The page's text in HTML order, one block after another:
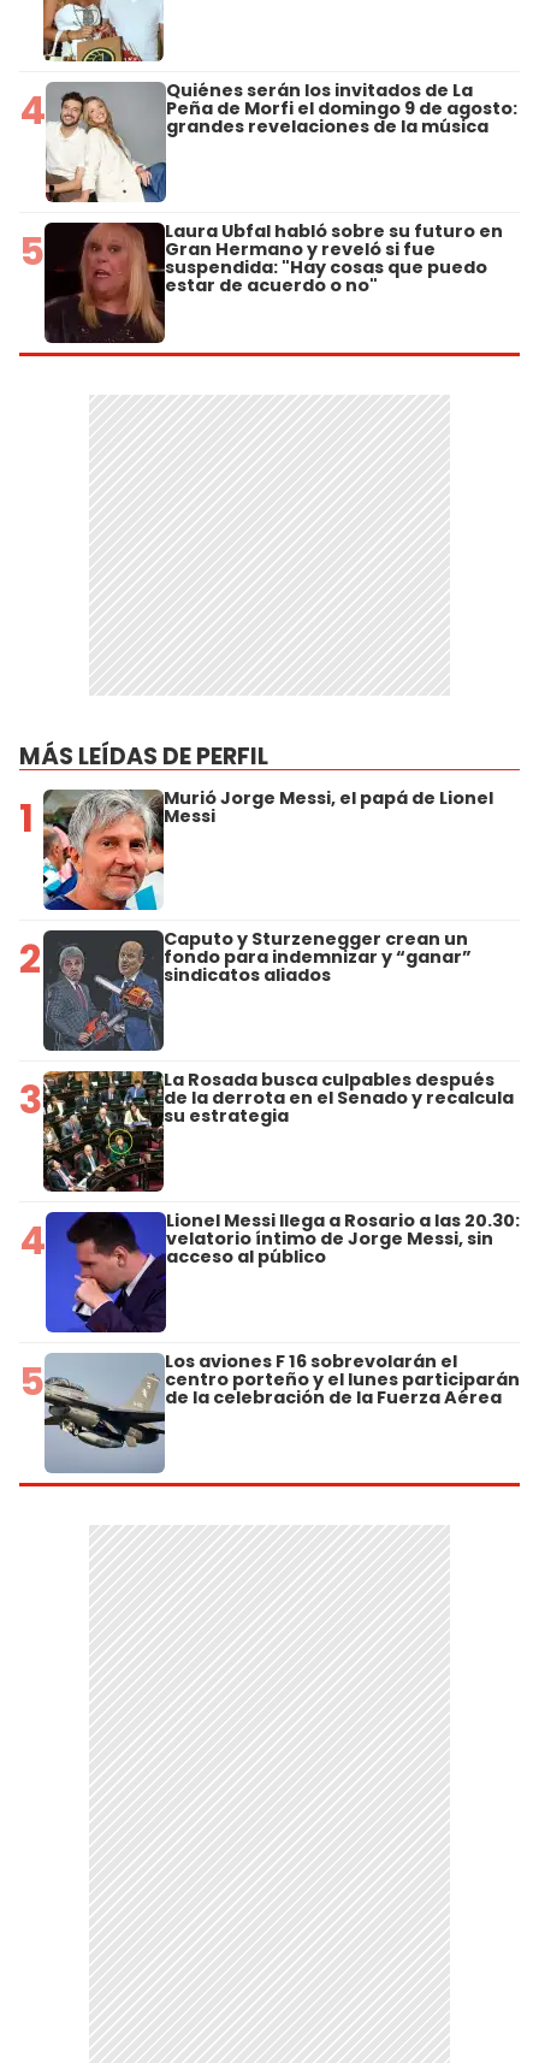
4 Quiénes serán los invitados de La
Peña de Morfi el domingo 9 de agosto:
grandes revelaciones de la música
5 Laura Ubfal habló sobre su futuro en
Gran Hermano y reveló si fue
suspendida: "Hay cosas que puedo
estar de acuerdo o no"
MÁS LEÍDAS DE PERFIL
1 Murió Jorge Messi, el papá de Lionel
Messi
2 Caputo y Sturzenegger crean un
fondo para indemnizar y “ganar”
sindicatos aliados
3 La Rosada busca culpables después
de la derrota en el Senado y recalcula
su estrategia
4 Lionel Messi llega a Rosario a las 20.30:
velatorio íntimo de Jorge Messi, sin
acceso al público
5 Los aviones F 16 sobrevolarán el
centro porteño y el lunes participarán
de la celebración de la Fuerza Aérea